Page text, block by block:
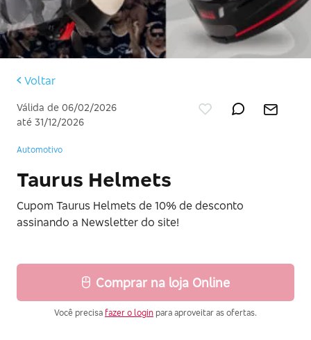
Voltar
Válida de 06/02/2026
até 31/12/2026
Automotivo
Taurus Helmets
Cupom Taurus Helmets de 10% de desconto
assinando a Newsletter do site!
Comprar na loja Online
Você precisa fazer o login para aproveitar as ofertas.